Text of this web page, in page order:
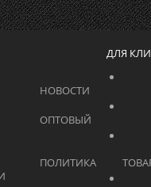
ДЛЯ